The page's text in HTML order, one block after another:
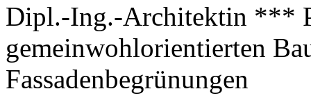
Dipl.-Ing.-Architektin ***
gemeinwohlorientierten
Fassadenbegrünungen